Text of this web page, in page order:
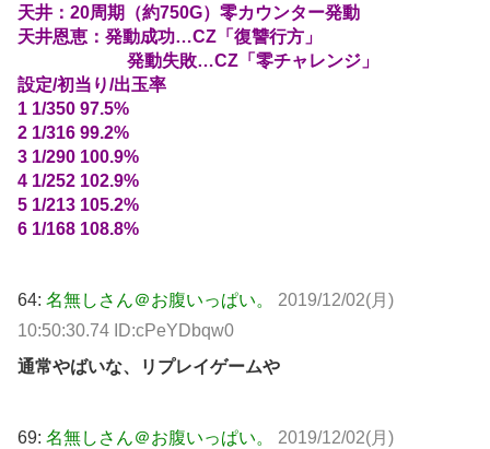
天井：20周期（約750G）零カウンター発動
天井恩恵：発動成功…CZ「復讐行方」
発動失敗…CZ「零チャレンジ」
設定/初当り/出玉率
1 1/350 97.5%
2 1/316 99.2%
3 1/290 100.9%
4 1/252 102.9%
5 1/213 105.2%
6 1/168 108.8%
64: 名無しさん＠お腹いっぱい。
2019/12/02(月)
10:50:30.74 ID:cPeYDbqw0
通常やばいな、リプレイゲームや
69: 名無しさん＠お腹いっぱい。
2019/12/02(月)